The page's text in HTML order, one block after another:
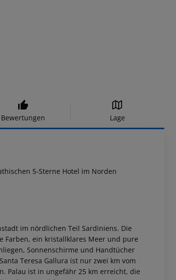
Bewertungen Lage
5-Sterne Hotel im Norden
im nördlichen Teil Sardiniens. Die
Farben, ein kristallklares Meer und pure
Sonnenschirme und Handtücher
Teresa Gallura ist nur zwei km vom
Palau ist in ungefähr 25 km erreicht, die